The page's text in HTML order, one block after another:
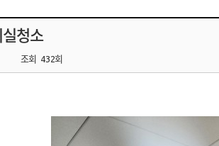
청소
조회 432회